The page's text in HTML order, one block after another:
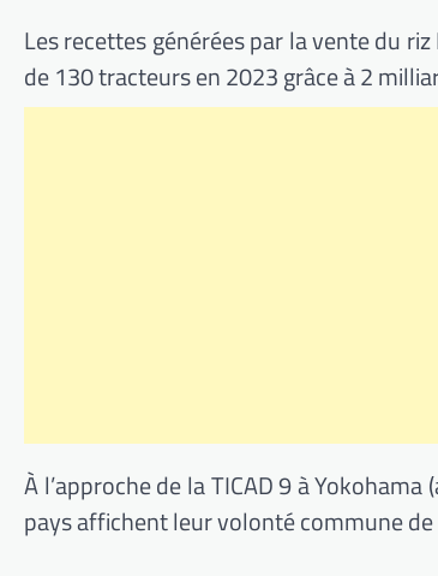
Les recettes générées par la vente du
de 130 tracteurs en 2023 grâce à 2
À l’approche de la TICAD 9 à Yokohama
pays affichent leur volonté commune